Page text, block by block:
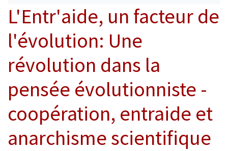
L'Entr'aide, un facteur de
l'évolution: Une
révolution dans la
pensée évolutionniste -
coopération, entraide et
anarchisme scientifique